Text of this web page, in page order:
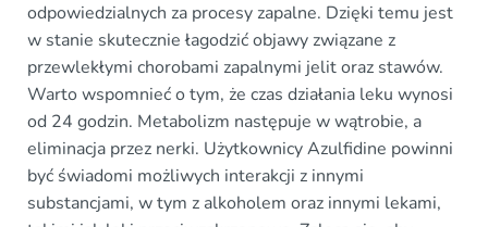
odpowiedzialnych za procesy zapalne. Dzięki temu jest
w stanie skutecznie łagodzić objawy związane z
przewlekłymi chorobami zapalnymi jelit oraz stawów.
Warto wspomnieć o tym, że czas działania leku wynosi
od 24 godzin. Metabolizm następuje w wątrobie, a
eliminacja przez nerki. Użytkownicy Azulfidine powinni
być świadomi możliwych interakcji z innymi
substancjami, w tym z alkoholem oraz innymi lekami,